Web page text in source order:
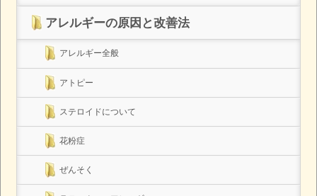
アレルギーの原因と改善法
アレルギー全般
アトピー
ステロイドについて
花粉症
ぜんそく